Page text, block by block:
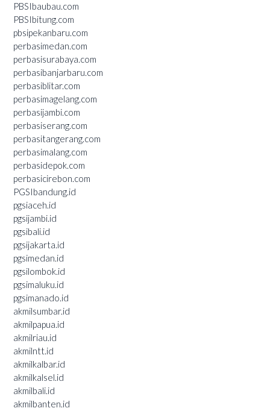
PBSIbaubau.com
PBSIbitung.com
pbsipekanbaru.com
perbasimedan.com
perbasisurabaya.com
perbasibanjarbaru.com
perbasiblitar.com
perbasimagelang.com
perbasijambi.com
perbasiserang.com
perbasitangerang.com
perbasimalang.com
perbasidepok.com
perbasicirebon.com
PGSIbandung.id
pgsiaceh.id
pgsijambi.id
pgsibali.id
pgsijakarta.id
pgsimedan.id
pgsilombok.id
pgsimaluku.id
pgsimanado.id
akmilsumbar.id
akmilpapua.id
akmilriau.id
akmilntt.id
akmilkalbar.id
akmilkalsel.id
akmilbali.id
akmilbanten.id